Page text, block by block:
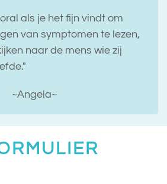
als je het fijn vindt om
van symptomen te lezen,
naar de mens wie zij
~Angela~